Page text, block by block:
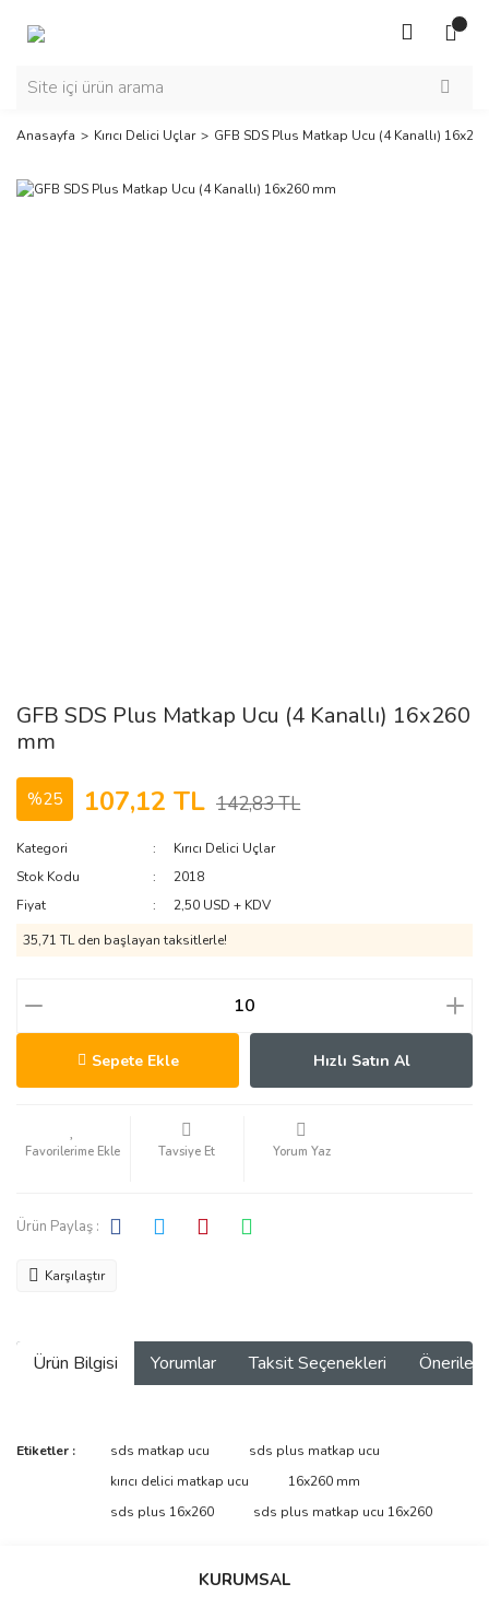
Anasayfa Kırıcı Delici Uçlar GFB SDS Plus Matkap Ucu (4 Kanallı)
GFB SDS Plus Matkap Ucu (4 Kanallı) 16x260
mm
%25 107,12 TL 142,83 TL
Kategori
Kırıcı Delici Uçlar
Stok Kodu
2018
Fiyat
2,50 USD + KDV
35,71 TL den başlayan taksitlerle!
Sepete Ekle Hızlı Satın Al
Tavsiye Et Yorum Yaz
Ürün Paylaş :
Karşılaştır
Ürün Bilgisi Yorumlar Taksit Seçenekleri
Bu ürüne ilk yorumu siz yapın!
Bu ürünün fiyat bilgisi, resim, ürün açıklamalarında ve diğer
tarafımıza iletebilirsiniz.
Görüş ve önerileriniz için teşekkür ederiz.
Etiketler : sds matkap ucu
sds plus matkap ucu
kırıcı delici matkap ucu
16x260 mm
sds plus 16x260
sds plus matkap ucu 16x260
KURUMSAL